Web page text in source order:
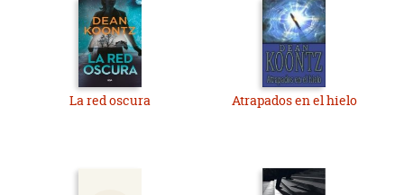
La red oscura Atrapados en el hielo